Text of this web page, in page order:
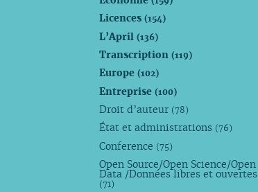
Licences(154)
L’April(136)
Transcription(119)
Europe(102)
Entreprise(100)
Droit d’auteur (78)
État et administrations (76)
Conference (75)
Open Source/Open Science/Open
Data /Données libres et ouvertes
(71)